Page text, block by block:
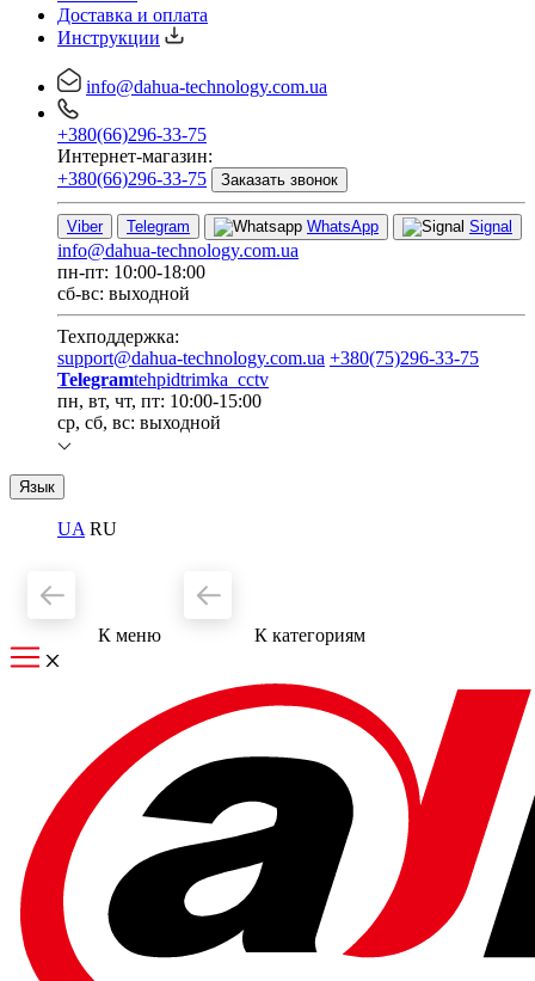
Доставка и оплата
Инструкции
info@dahua-technology.com.ua
+380(66)296-33-75
Интернет-магазин:
+380(66)296-33-75
Заказать звонок
Viber Telegram WhatsApp Signal
info@dahua-technology.com.ua
пн-пт: 10:00-18:00
сб-вс: выходной
Техподдержка:
support@dahua-technology.com.ua +380(75)296-33-75
Telegramtehpidtrimka_cctv
пн, вт, чт, пт: 10:00-15:00
ср, сб, вс: выходной
Язык
UA RU
К меню К категориям